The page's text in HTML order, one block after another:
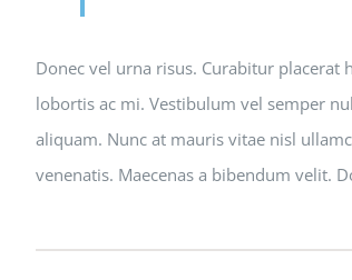
Donec vel urna risus. Curabitur
lobortis ac mi. Vestibulum vel semper
aliquam. Nunc at mauris vitae nisl
venenatis. Maecenas a bibendum velit.